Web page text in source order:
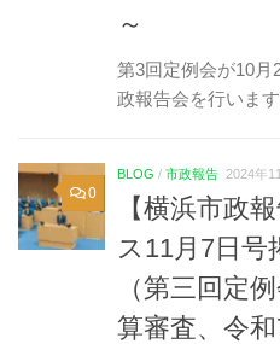
～
第3回定例会が10月
政報告会を行いま
0
BLOG / 市政報告 2024年
【横浜市政
ス11月7日号
（第三回定
算審査、令和